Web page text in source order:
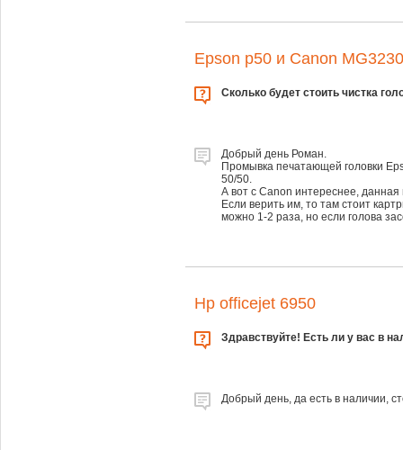
Epson p50 и Canon MG3230
Сколько будет стоить чистка
Добрый день Роман.
Промывка печатающей головки
50/50.
А вот с Canon интереснее,
Если верить им, то там стоит
можно 1-2 раза, но если голова
Hp officejet 6950
Здравствуйте! Есть ли у вас в
Добрый день, да есть в наличии,